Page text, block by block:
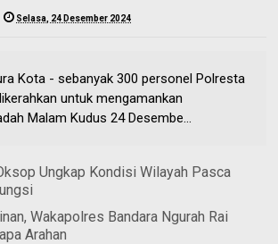
Selasa, 24 Desember 2024
Kota - sebanyak 300 personel Polresta
untuk mengamankan
Malam Kudus 24 Desembe...
Ungkap Kondisi Wilayah Pasca
Wakapolres Bandara Ngurah Rai
Arahan